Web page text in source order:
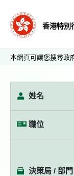
香港特別
本網頁可讓您搜尋政
姓名
職位
決策局 / 部